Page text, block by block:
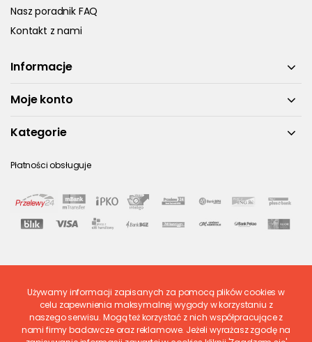
Nasz poradnik FAQ
Kontakt z nami
Informacje
Moje konto
Kategorie
Płatności obsługuje
Ostatnio ocenione
Używamy informacji zapisanych za pomocą plików cookies w
celu zapewnienia maksymalnej wygody w korzystaniu z
naszego serwisu. Mogą też korzystać z nich współpracujące z
nami firmy badawcze oraz reklamowe. Jeżeli wyrażasz zgodę na